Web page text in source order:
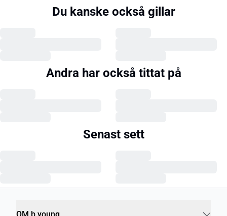
Du kanske också gillar
Andra har också tittat på
Senast sett
OM b.young